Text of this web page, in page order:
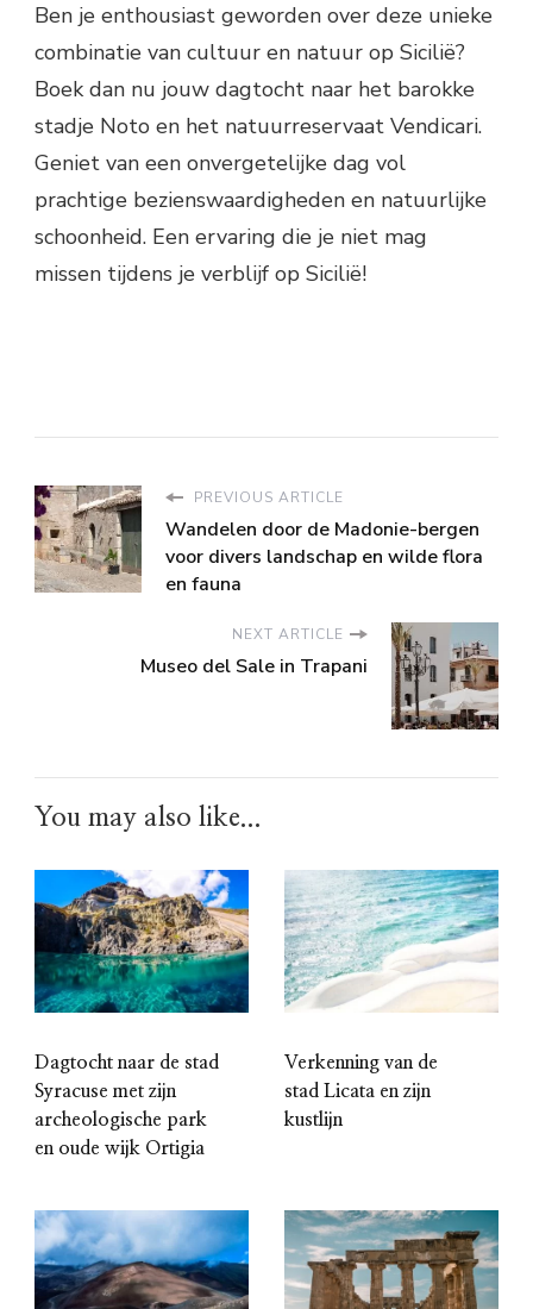
Ben je enthousiast geworden over deze unieke
combinatie van cultuur en natuur op Sicilië?
Boek dan nu jouw dagtocht naar het barokke
stadje Noto en het natuurreservaat Vendicari.
Geniet van een onvergetelijke dag vol
prachtige bezienswaardigheden en natuurlijke
schoonheid. Een ervaring die je niet mag
missen tijdens je verblijf op Sicilië!
PREVIOUS ARTICLE
Wandelen door de Madonie-bergen
voor divers landschap en wilde flora
en fauna
NEXT ARTICLE
Museo del Sale in Trapani
You may also like...
Dagtocht naar de stad
Syracuse met zijn
archeologische park
en oude wijk Ortigia
Verkenning van de
stad Licata en zijn
kustlijn